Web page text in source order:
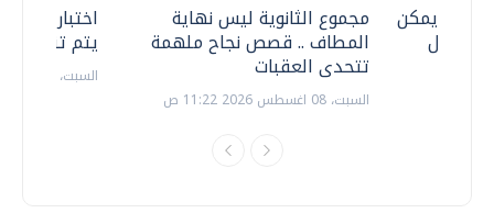
اختبارات
يتم
السبت، 18 يوليو 2026 09:22 ص
مجموع الثانوية ليس نهاية
المطاف .. قصص نجاح ملهمة
تتحدى العقبات
السبت، 08 اغسطس 2026 11:22 ص
.. هل يمكن
نتعامل